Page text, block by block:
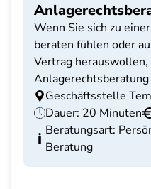
Wenn Sie sich zu
beraten fühlen oder
Vertrag
Geschäftsstelle
Dauer: 20 Minuten
Beratungsart:
Beratung